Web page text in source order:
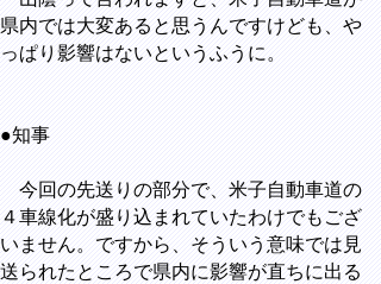
県内では大変あると思うんですけども、や
っぱり影響はないというふうに。
●知事
今回の先送りの部分で、米子自動車道の
４車線化が盛り込まれていたわけでもござ
いません。ですから、そういう意味では見
送られたところで県内に影響が直ちに出る